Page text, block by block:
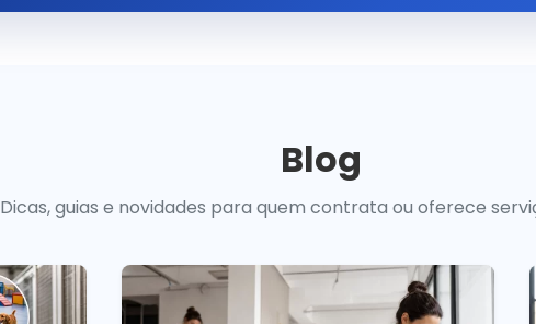
Blog
Dicas, guias e novidades para quem contrata ou oferece